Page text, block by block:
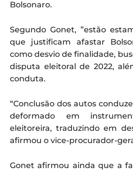
Bolsonaro.
Segundo Gonet, ”estão
que justificam afastar
como desvio de finalidade,
disputa eleitoral de 2022,
conduta.
“Conclusão dos autos
deformado em
eleitoreira, traduzindo em
afirmou o vice-procurador-
Gonet afirmou ainda que a